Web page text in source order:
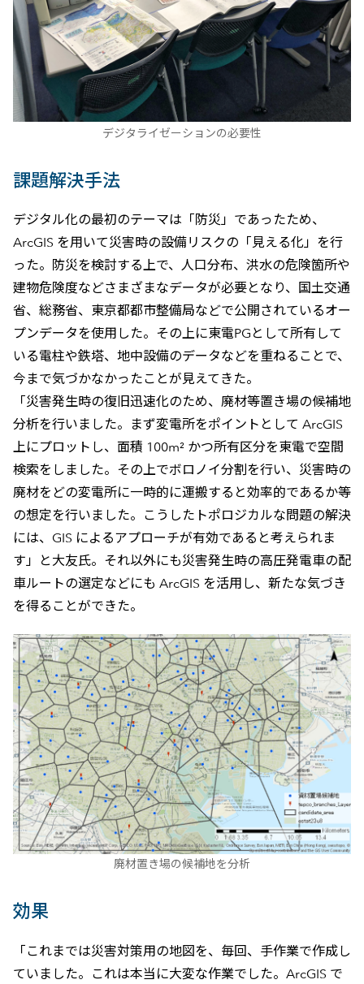
デジタライゼーションの必要性
課題解決手法
デジタル化の最初のテーマは「防災」であったため、
ArcGIS を用いて災害時の設備リスクの「見える化」を行
った。防災を検討する上で、人口分布、洪水の危険箇所や
建物危険度などさまざまなデータが必要となり、国土交通
省、総務省、東京都都市整備局などで公開されているオー
プンデータを使用した。その上に東電PGとして所有して
いる電柱や鉄塔、地中設備のデータなどを重ねることで、
今まで気づかなかったことが見えてきた。
「災害発生時の復旧迅速化のため、廃材等置き場の候補地
分析を行いました。まず変電所をポイントとして ArcGIS
上にプロットし、面積 100m² かつ所有区分を東電で空間
検索をしました。その上でボロノイ分割を行い、災害時の
廃材をどの変電所に一時的に運搬すると効率的であるか等
の想定を行いました。こうしたトポロジカルな問題の解決
には、GIS によるアプローチが有効であると考えられま
す」と大友氏。それ以外にも災害発生時の高圧発電車の配
車ルートの選定などにも ArcGIS を活用し、新たな気づき
を得ることができた。
廃材置き場の候補地を分析
効果
「これまでは災害対策用の地図を、毎回、手作業で作成し
ていました。これは本当に大変な作業でした。ArcGIS で